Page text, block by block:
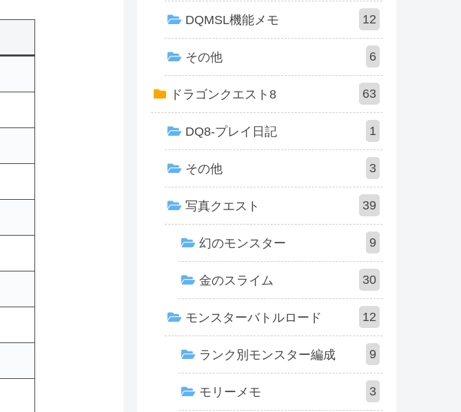
DQMSL機能メモ 12
その他 6
ドラゴンクエスト8 63
DQ8-プレイ日記 1
その他 3
写真クエスト 39
幻のモンスター 9
金のスライム 30
モンスターバトルロード 12
ランク別モンスター編成 9
モリーメモ 3